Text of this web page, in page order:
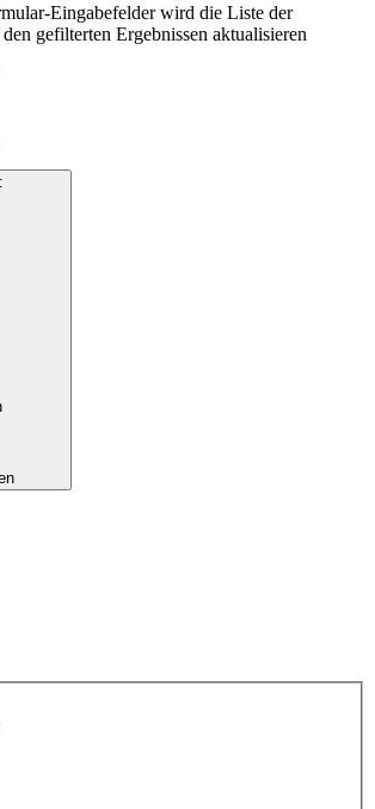
Eingabefelder wird die Liste der
gefilterten Ergebnissen aktualisieren
: